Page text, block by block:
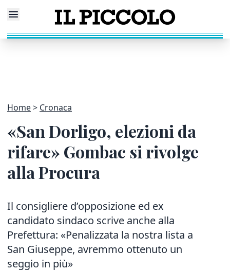
Home Cronaca
«San Dorligo, elezioni da
rifare» Gombac si rivolge
alla Procura
Il consigliere d’opposizione ed ex
candidato sindaco scrive anche alla
Prefettura: «Penalizzata la nostra lista a
San Giuseppe, avremmo ottenuto un
seggio in più»